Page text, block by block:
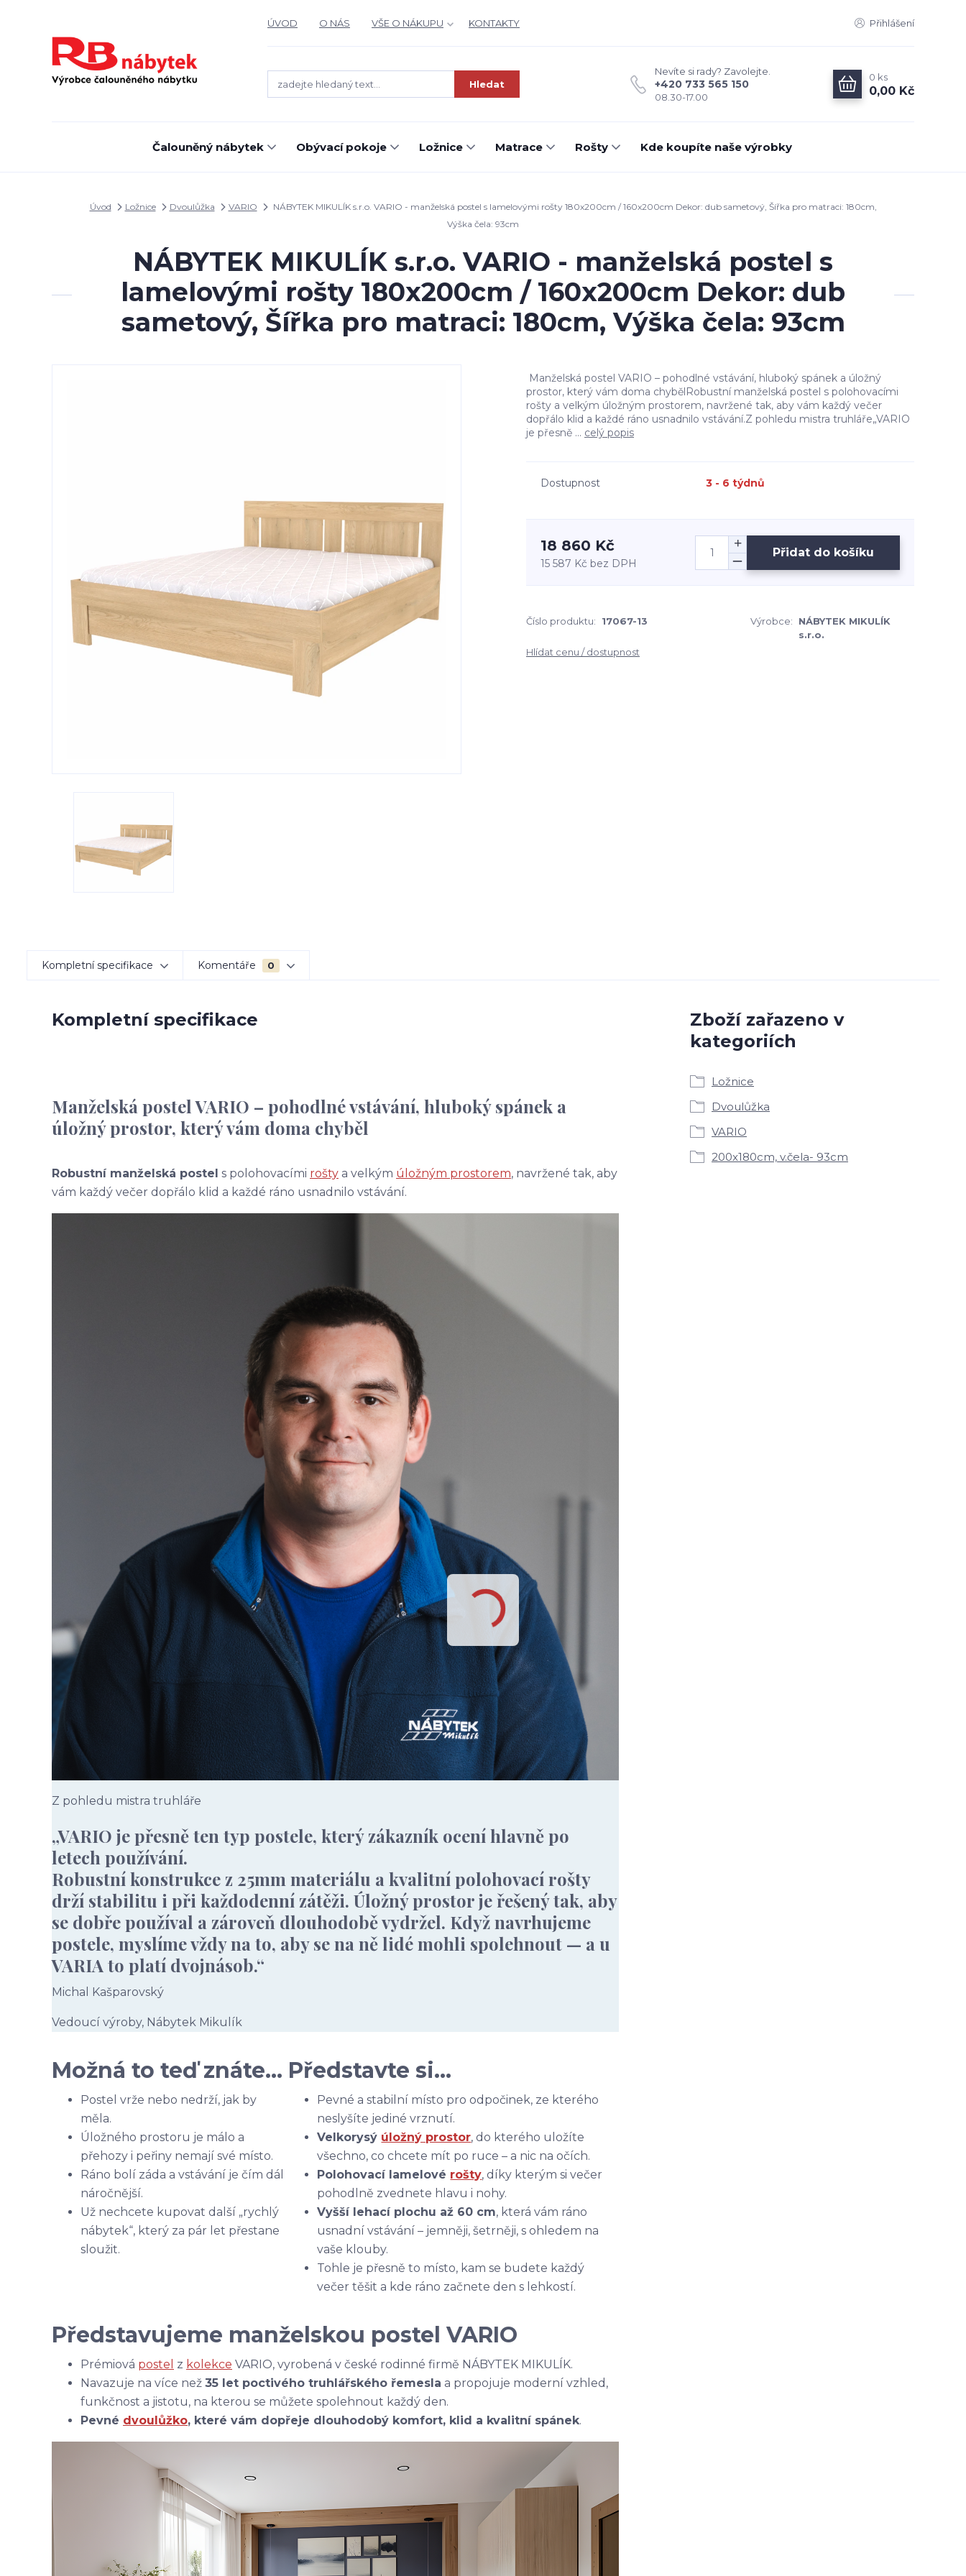
ÚVOD O NÁS VŠE O NÁKUPU KONTAKTY Přihlášení
Hledat
Nevíte si rady? Zavolejte.
+420 733 565 150
08.30-17.00
0 ks
0,00 Kč
Čalouněný nábytek Obývací pokoje Ložnice Matrace Rošty Kde koupíte naše výrobky
Úvod Ložnice Dvoulůžka VARIO
NÁBYTEK MIKULÍK s.r.o. VARIO - manželská postel s lamelovými rošty 180x200cm / 160x200cm Dekor: dub sametový, Šířka pro matraci: 180cm,
Výška čela: 93cm
NÁBYTEK MIKULÍK s.r.o. VARIO - manželská postel s
lamelovými rošty 180x200cm / 160x200cm Dekor: dub
sametový, Šířka pro matraci: 180cm, Výška čela: 93cm
Manželská postel VARIO – pohodlné vstávání, hluboký spánek a úložný
prostor, který vám doma chybělRobustní manželská postel s polohovacími
rošty a velkým úložným prostorem, navržené tak, aby vám každý večer
dopřálo klid a každé ráno usnadnilo vstávání.Z pohledu mistra truhláře„VARIO
je přesně ... celý popis
Dostupnost 3 - 6 týdnů
18 860 Kč
15 587 Kč bez DPH
Přidat do košíku
Číslo produktu: 17067-13 Výrobce:
NÁBYTEK MIKULÍK
s.r.o.
Hlídat cenu / dostupnost
Kompletní specifikace Komentáře 0
Kompletní specifikace
Manželská postel VARIO – pohodlné vstávání, hluboký spánek a
úložný prostor, který vám doma chyběl
Robustní manželská postel s polohovacími rošty a velkým úložným prostorem, navržené tak, aby
vám každý večer dopřálo klid a každé ráno usnadnilo vstávání.
Z pohledu mistra truhláře
„VARIO je přesně ten typ postele, který zákazník ocení hlavně po
letech používání.
Robustní konstrukce z 25mm materiálu a kvalitní polohovací rošty
drží stabilitu i při každodenní zátěži. Úložný prostor je řešený tak, aby
se dobře používal a zároveň dlouhodobě vydržel. Když navrhujeme
postele, myslíme vždy na to, aby se na ně lidé mohli spolehnout — a u
VARIA to platí dvojnásob.“
Michal Kašparovský
Vedoucí výroby, Nábytek Mikulík
Možná to teď znáte…
Postel vrže nebo nedrží, jak by
měla.
Úložného prostoru je málo a
přehozy i peřiny nemají své místo.
Ráno bolí záda a vstávání je čím dál
náročnější.
Už nechcete kupovat další „rychlý
nábytek“, který za pár let přestane
sloužit.
Představte si…
Pevné a stabilní místo pro odpočinek, ze kterého
neslyšíte jediné vrznutí.
Velkorysý úložný prostor, do kterého uložíte
všechno, co chcete mít po ruce – a nic na očích.
Polohovací lamelové rošty, díky kterým si večer
pohodlně zvednete hlavu i nohy.
Vyšší lehací plochu až 60 cm, která vám ráno
usnadní vstávání – jemněji, šetrněji, s ohledem na
vaše klouby.
Tohle je přesně to místo, kam se budete každý
večer těšit a kde ráno začnete den s lehkostí.
Představujeme manželskou postel VARIO
Prémiová postel z kolekce VARIO, vyrobená v české rodinné firmě NÁBYTEK MIKULÍK.
Navazuje na více než 35 let poctivého truhlářského řemesla a propojuje moderní vzhled,
funkčnost a jistotu, na kterou se můžete spolehnout každý den.
Pevné dvoulůžko, které vám dopřeje dlouhodobý komfort, klid a kvalitní spánek.
Zboží zařazeno v
kategoriích
Ložnice
Dvoulůžka
VARIO
200x180cm, v.čela- 93cm